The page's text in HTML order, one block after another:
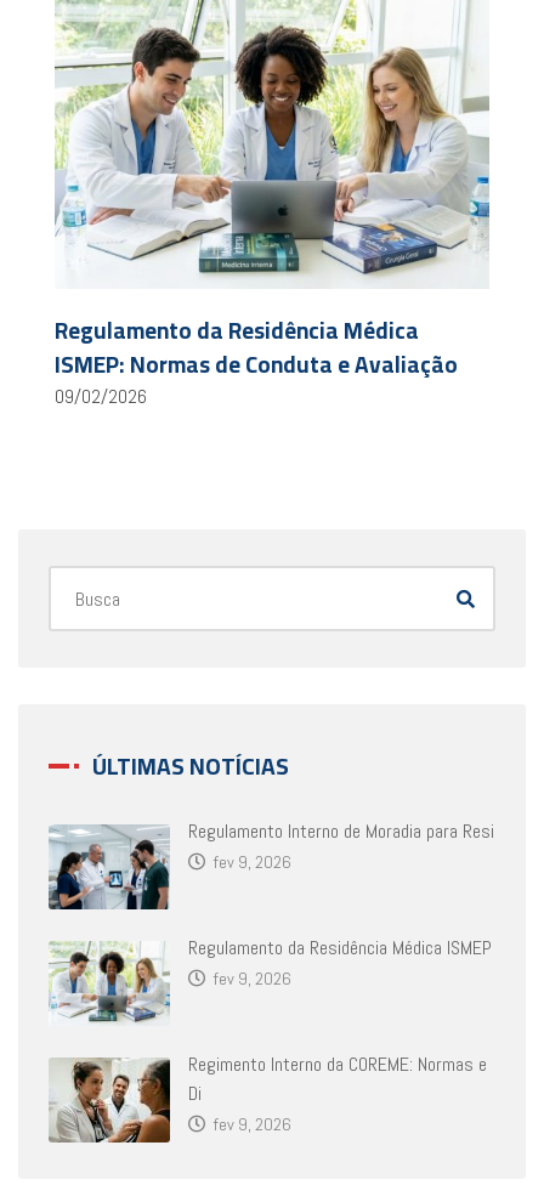
Regulamento da Residência Médica
ISMEP: Normas de Conduta e Avaliação
09/02/2026
ÚLTIMAS NOTÍCIAS
Regulamento Interno de Moradia para Resi
fev 9, 2026
Regulamento da Residência Médica ISMEP
fev 9, 2026
Regimento Interno da COREME: Normas e
Di
fev 9, 2026